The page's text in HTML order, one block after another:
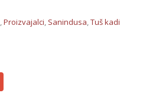
,Proizvajalci, Sanindusa,Tuš kadi